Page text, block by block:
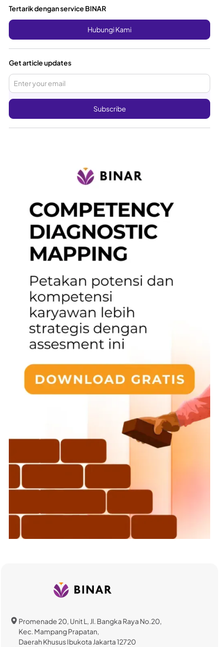
Tertarik dengan service BINAR
Hubungi Kami
Get article updates
Promenade 20, Unit L, Jl. Bangka Raya No.20,
Kec. Mampang Prapatan,
Daerah Khusus Ibukota Jakarta 12720